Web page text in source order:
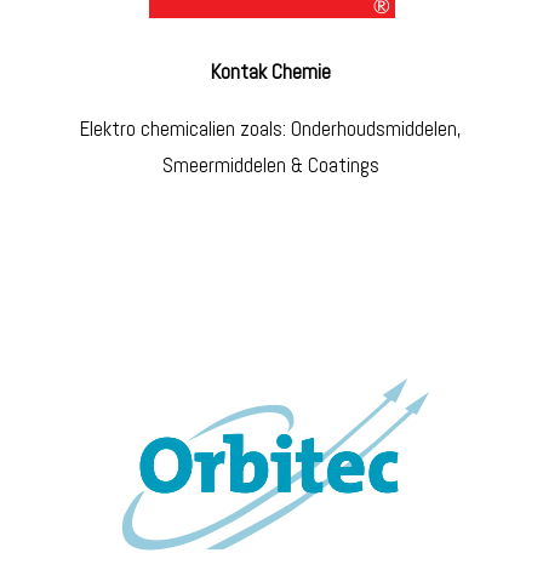
Kontak Chemie
Elektro chemicalien zoals: Onderhoudsmiddelen,
Smeermiddelen & Coatings